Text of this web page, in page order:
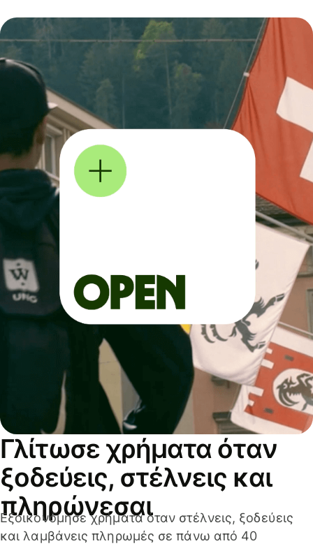
Γλίτωσε χρήματα όταν
ξοδεύεις, στέλνεις και
πληρώνεσαι
Εξοικονόμησε χρήματα όταν στέλνεις, ξοδεύεις
και λαμβάνεις πληρωμές σε πάνω από 40